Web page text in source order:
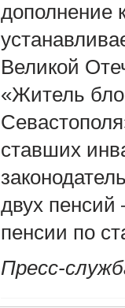
дополнение
Великой
«Житель
ставших
двух пенсий
пенсии по
Пресс-